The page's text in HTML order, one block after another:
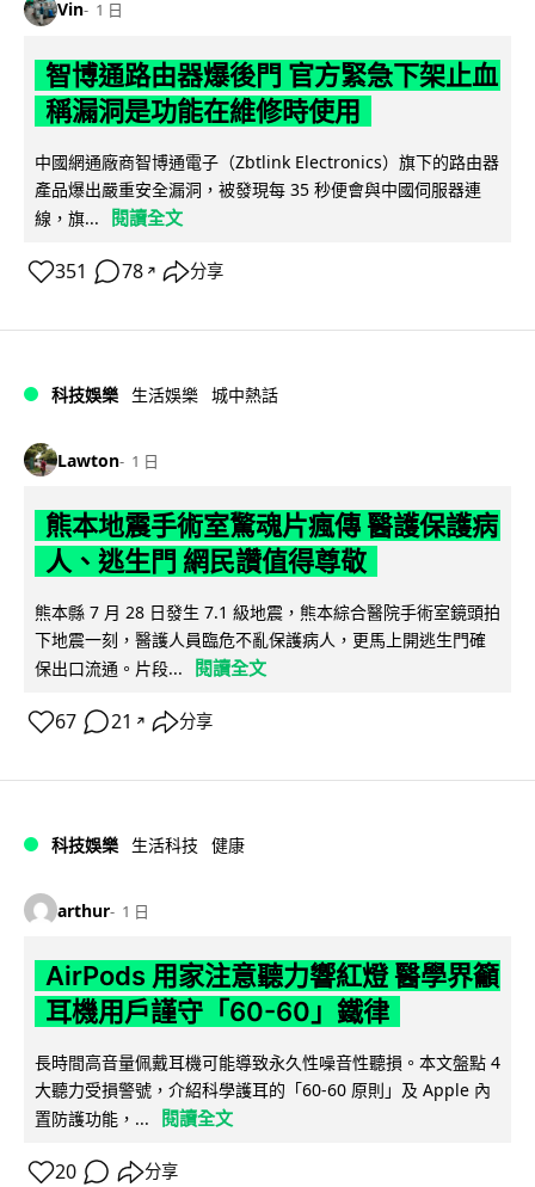
Vin 1 日
智博通路由器爆後門 官方緊急下架止血
稱漏洞是功能在維修時使用
中國網通廠商智博通電子（Zbtlink Electronics）旗下的路由器
產品爆出嚴重安全漏洞，被發現每 35 秒便會與中國伺服器連
線，旗...
閱讀全文
351 78 ↗ 分享
科技娛樂 生活娛樂 城中熱話
Lawton 1 日
熊本地震手術室驚魂片瘋傳 醫護保護病
人、逃生門 網民讚值得尊敬
熊本縣 7 月 28 日發生 7.1 級地震，熊本綜合醫院手術室鏡頭拍
下地震一刻，醫護人員臨危不亂保護病人，更馬上開逃生門確
保出口流通。片段...
閱讀全文
67 21 ↗ 分享
科技娛樂 生活科技 健康
arthur 1 日
AirPods 用家注意聽力響紅燈 醫學界籲
耳機用戶謹守「60-60」鐵律
長時間高音量佩戴耳機可能導致永久性噪音性聽損。本文盤點 4
大聽力受損警號，介紹科學護耳的「60-60 原則」及 Apple 內
置防護功能，...
閱讀全文
20 分享